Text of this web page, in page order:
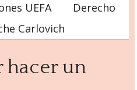
UEFA
Derecho
Carlovich
hacer un